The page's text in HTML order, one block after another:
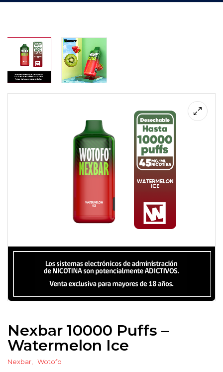
Nexbar 10000 Puffs –
Watermelon Ice
Nexbar Wotofo